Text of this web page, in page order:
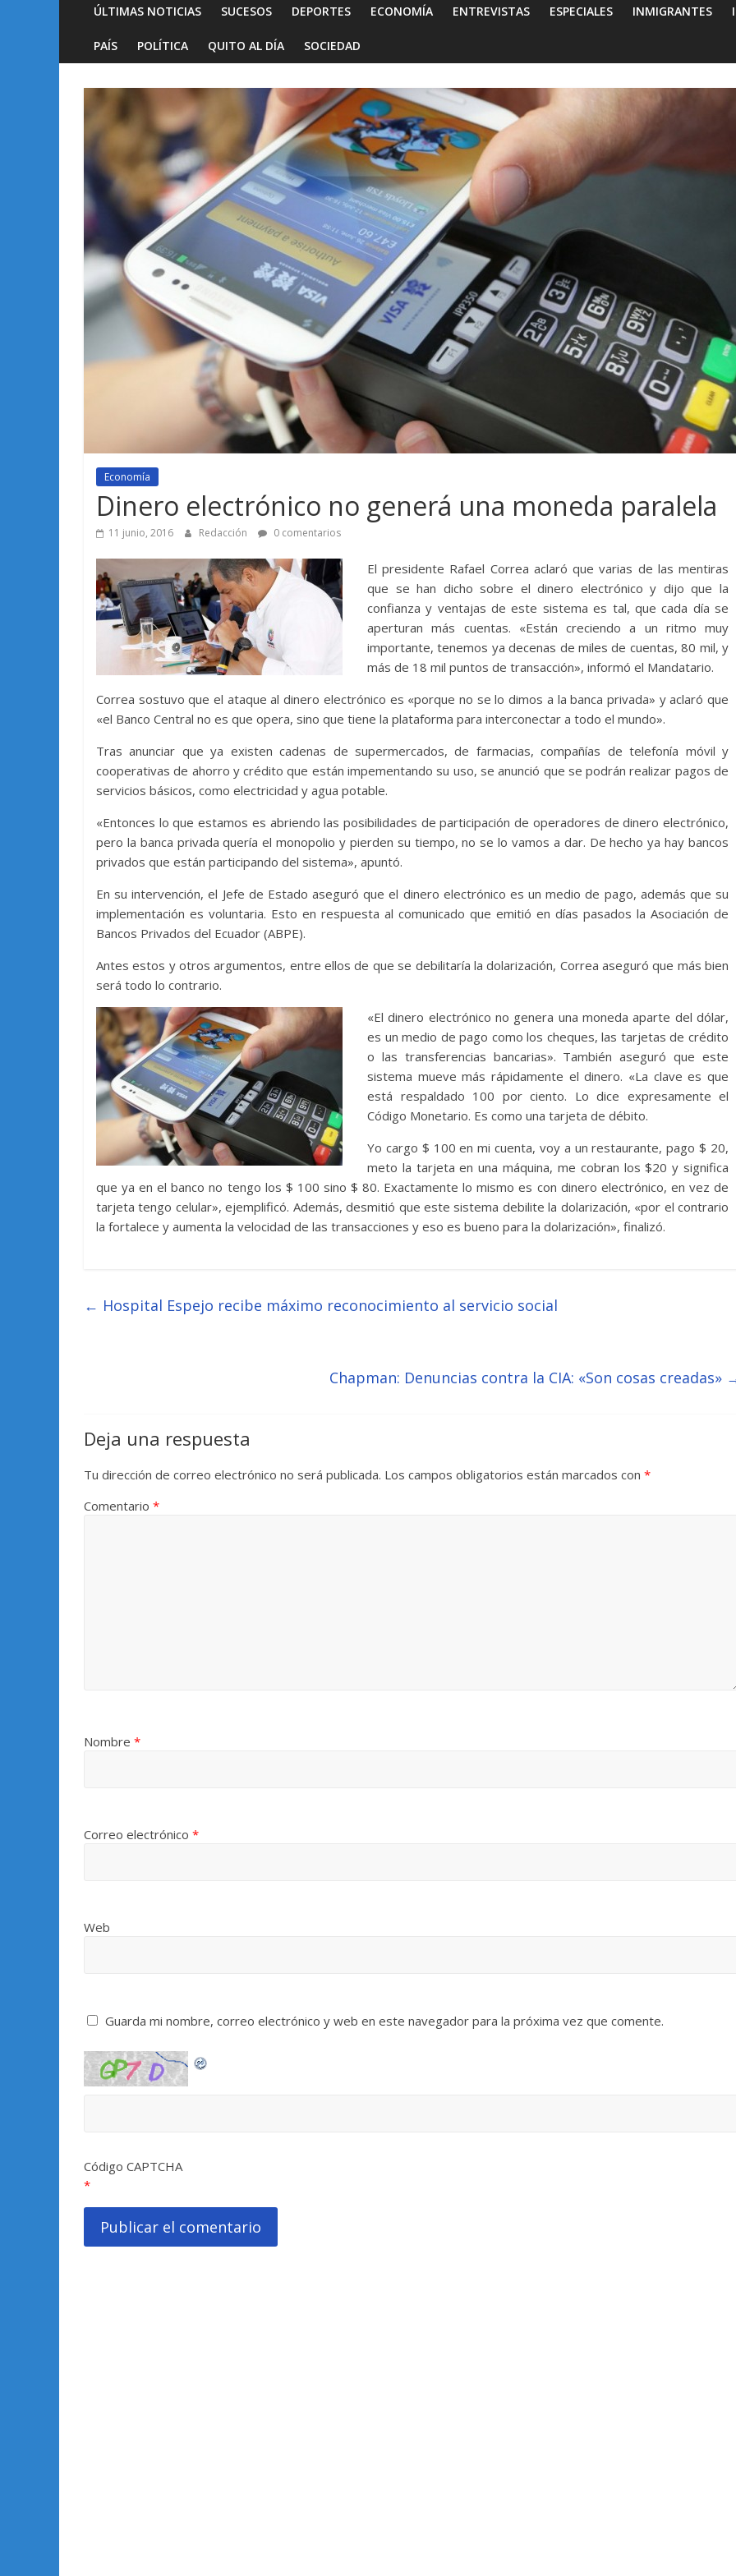
ÚLTIMAS NOTICIAS SUCESOS DEPORTES ECONOMÍA ENTREVISTAS ESPECIALES INMIGRANTES
PAÍS POLÍTICA QUITO AL DÍA SOCIEDAD
Economía
Dinero electrónico no generá una moneda paralela
11 junio, 2016 Redacción 0 comentarios
El presidente Rafael Correa aclaró que varias de las mentiras
que se han dicho sobre el dinero electrónico y dijo que la
confianza y ventajas de este sistema es tal, que cada día se
aperturan más cuentas. «Están creciendo a un ritmo muy
importante, tenemos ya decenas de miles de cuentas, 80 mil, y
más de 18 mil puntos de transacción», informó el Mandatario.
Correa sostuvo que el ataque al dinero electrónico es «porque no se lo dimos a la banca privada» y aclaró que
«el Banco Central no es que opera, sino que tiene la plataforma para interconectar a todo el mundo».
Tras anunciar que ya existen cadenas de supermercados, de farmacias, compañías de telefonía móvil y
cooperativas de ahorro y crédito que están impementando su uso, se anunció que se podrán realizar pagos de
servicios básicos, como electricidad y agua potable.
«Entonces lo que estamos es abriendo las posibilidades de participación de operadores de dinero electrónico,
pero la banca privada quería el monopolio y pierden su tiempo, no se lo vamos a dar. De hecho ya hay bancos
privados que están participando del sistema», apuntó.
En su intervención, el Jefe de Estado aseguró que el dinero electrónico es un medio de pago, además que su
implementación es voluntaria. Esto en respuesta al comunicado que emitió en días pasados la Asociación de
Bancos Privados del Ecuador (ABPE).
Antes estos y otros argumentos, entre ellos de que se debilitaría la dolarización, Correa aseguró que más bien
será todo lo contrario.
«El dinero electrónico no genera una moneda aparte del dólar,
es un medio de pago como los cheques, las tarjetas de crédito
o las transferencias bancarias». También aseguró que este
sistema mueve más rápidamente el dinero. «La clave es que
está respaldado 100 por ciento. Lo dice expresamente el
Código Monetario. Es como una tarjeta de débito.
Yo cargo $ 100 en mi cuenta, voy a un restaurante, pago $ 20,
meto la tarjeta en una máquina, me cobran los $20 y significa
que ya en el banco no tengo los $ 100 sino $ 80. Exactamente lo mismo es con dinero electrónico, en vez de
tarjeta tengo celular», ejemplificó. Además, desmitió que este sistema debilite la dolarización, «por el contrario
la fortalece y aumenta la velocidad de las transacciones y eso es bueno para la dolarización», finalizó.
← Hospital Espejo recibe máximo reconocimiento al servicio social
Chapman: Denuncias contra la CIA: «Son cosas creadas»
Deja una respuesta
Tu dirección de correo electrónico no será publicada. Los campos obligatorios están marcados con *
Comentario *
Nombre *
Correo electrónico *
Web
Guarda mi nombre, correo electrónico y web en este navegador para la próxima vez que comente.
Código CAPTCHA
*